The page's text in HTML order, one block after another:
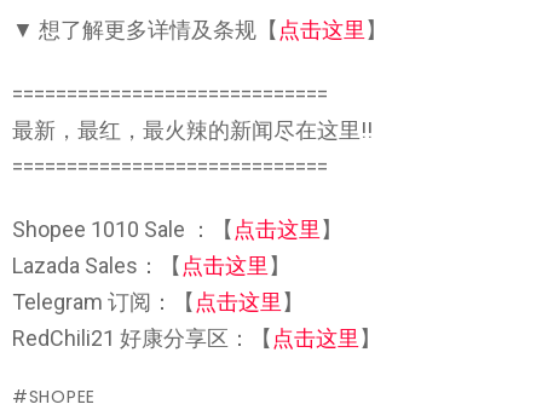
▼ 想了解更多详情及条规【 点击这里 】
=============================
最新，最红，最火辣的新闻尽在这里!!
=============================
Shopee 1010 Sale ：【 点击这里 】
Lazada Sales：【 点击这里 】
Telegram 订阅：【 点击这里 】
RedChili21 好康分享区：【 点击这里 】
SHOPEE